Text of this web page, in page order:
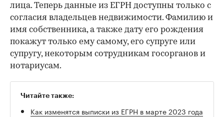
лица. Теперь данные из ЕГРН доступны только с
согласия владельцев недвижимости. Фамилию и
имя собственника, а также дату его рождения
покажут только ему самому, его супруге или
супругу, некоторым сотрудникам госорганов и
нотариусам.
Читайте также:
Как изменятся выписки из ЕГРН в марте 2023 года